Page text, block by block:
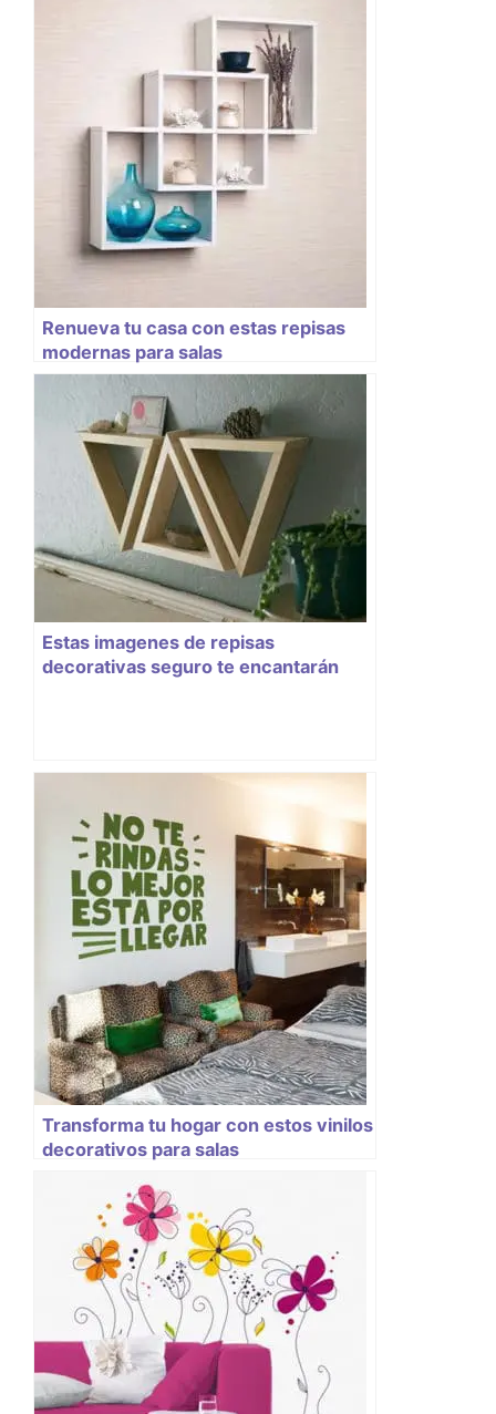
Renueva tu casa con estas repisas
modernas para salas
Estas imagenes de repisas
decorativas seguro te encantarán
Transforma tu hogar con estos vinilos
decorativos para salas